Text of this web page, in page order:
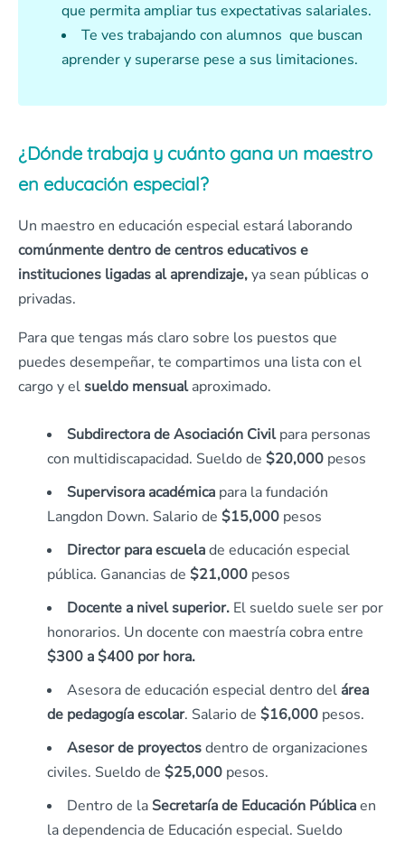
que permita ampliar tus expectativas salariales.
Te ves trabajando con alumnos que buscan
aprender y superarse pese a sus limitaciones.
¿Dónde trabaja y cuánto gana un maestro
en educación especial?
Un maestro en educación especial estará laborando
comúnmente dentro de centros educativos e
instituciones ligadas al aprendizaje,ya sean públicas o
privadas.
Para que tengas más claro sobre los puestos que
puedes desempeñar, te compartimos una lista con el
cargo y elsueldo mensualaproximado.
Subdirectora de Asociación Civilpara personas
con multidiscapacidad. Sueldo de $20,000 pesos
Supervisora académica para la fundación
Langdon Down. Salario de $15,000 pesos
Director para escuelade educación especial
pública. Ganancias de $21,000 pesos
Docente a nivel superior. El sueldo suele ser por
honorarios. Un docente con maestría cobra entre
$300 a $400 por hora.
Asesora de educación especial dentro del área
de pedagogía escolar. Salario de $16,000 pesos.
Asesor de proyectosdentro de organizaciones
civiles. Sueldo de $25,000 pesos.
Dentro de laSecretaría de Educación Públicaen
la dependencia de Educación especial. Sueldo